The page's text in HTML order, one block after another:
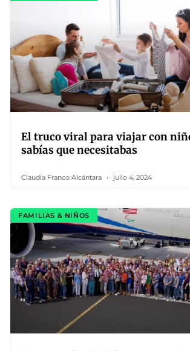
El truco viral para viajar con
sabías que necesitabas
Claudia Franco Alcántara julio 4, 2024
FAMILIAS & NIÑOS